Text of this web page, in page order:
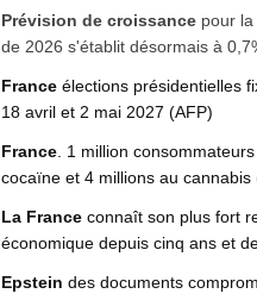
Prévision de croissance pour
de 2026 s'établit désormais à
France élections présidentielles
18 avril et 2 mai 2027 (AFP)
France . 1 million
cocaïne et 4 millions au cannabis
La France connaît son plus fort
économique depuis cinq ans et
Epstein des documents